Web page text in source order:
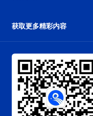
获取更多精彩内容